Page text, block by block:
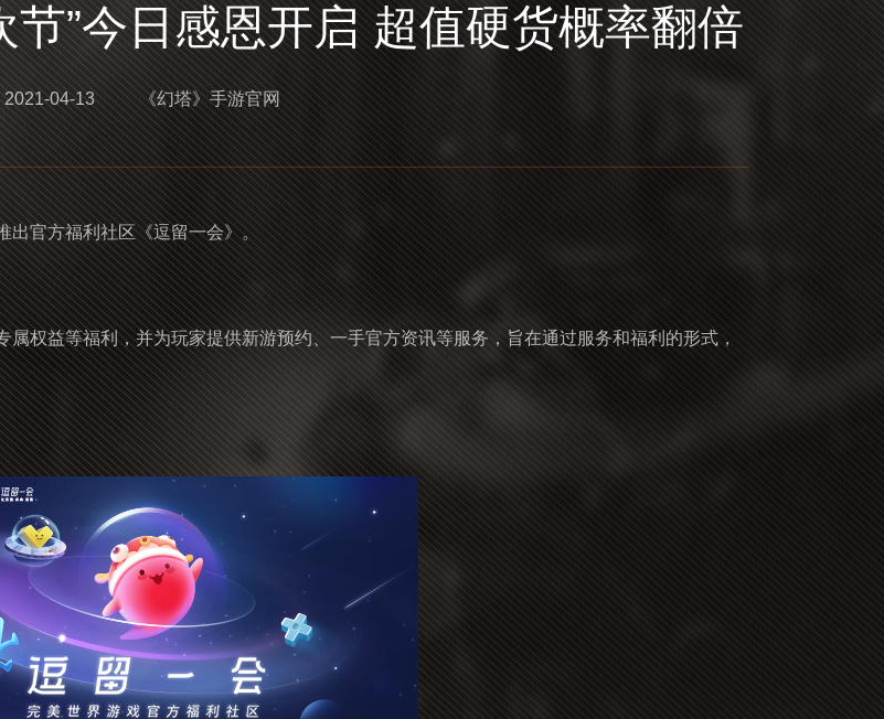
节”今日感恩开启 超值硬货概率翻倍
2021-04-13 《幻塔》手游官网
出官方福利社区《逗留一会》。
权益等福利，并为玩家提供新游预约、一手官方资讯等服务，旨在通过服务和福利的形式，